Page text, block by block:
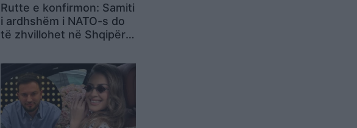
Rutte e konfirmon: Samiti
i ardhshëm i NATO-s do
të zhvillohet në Shqipëri,
përcaktuar data/ Reagon
edhe Rama: Ka marrë
fund koha kur të tjerët
vendosnin për Shqipërinë